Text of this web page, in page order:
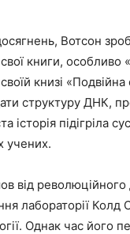
Вотсон
книги, особливо
книзі «Подвійна
структуру ДНК,
історія підігріла
учених.
від
лабораторії
Однак час його